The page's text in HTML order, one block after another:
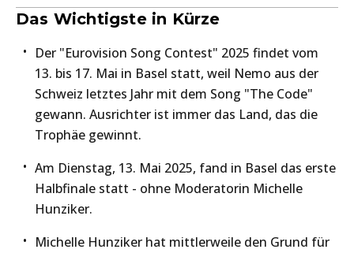
Das Wichtigste in Kürze
Der "Eurovision Song Contest" 2025 findet vom
13. bis 17. Mai in Basel statt, weil Nemo aus der
Schweiz letztes Jahr mit dem Song "The Code"
gewann. Ausrichter ist immer das Land, das die
Trophäe gewinnt.
Am Dienstag, 13. Mai 2025, fand in Basel das erste
Halbfinale statt - ohne Moderatorin Michelle
Hunziker.
Michelle Hunziker hat mittlerweile den Grund für